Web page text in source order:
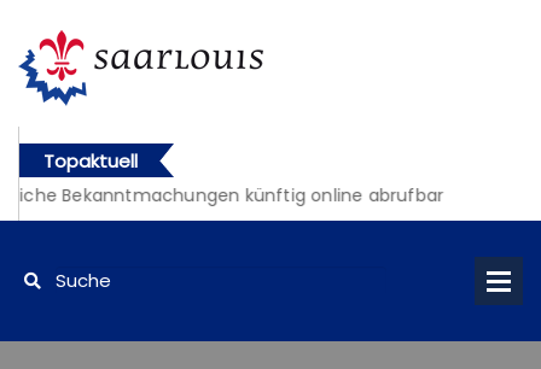
Topaktuell
Bekanntmachungen künftig online abrufbar